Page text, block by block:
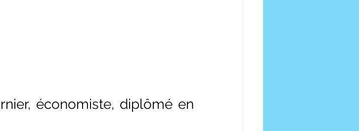
économiste, diplômé en